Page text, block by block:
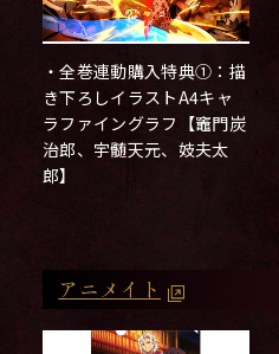
・全巻連動購入特典①：描
き下ろしイラストA4キャ
ラファイングラフ【竈門炭
治郎、宇髄天元、妓夫太
郎】
アニメイト